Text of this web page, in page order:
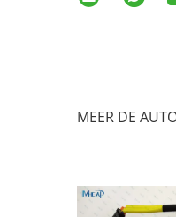
MEER DE